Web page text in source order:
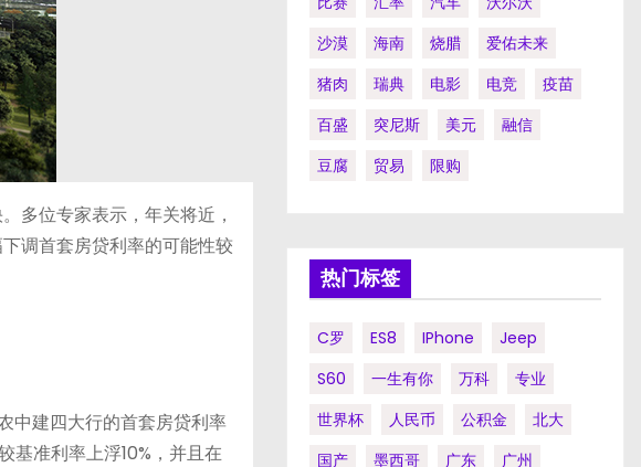
多位专家表示，年关将近，
调首套房贷利率的可能性较
中建四大行的首套房贷利率
基准利率上浮10%，并且在
沙漠
海南 烧腊
爱佑未来
猪肉
瑞典 电影 电竞
疫苗
百盛
突尼斯 美元
融信
豆腐
贸易 限购
热门标签
C罗 ES8 IPhone
Jeep
S60
一生有你 万科
专业
世界杯
人民币 公积金
北大
国产
墨西哥 广东
广州